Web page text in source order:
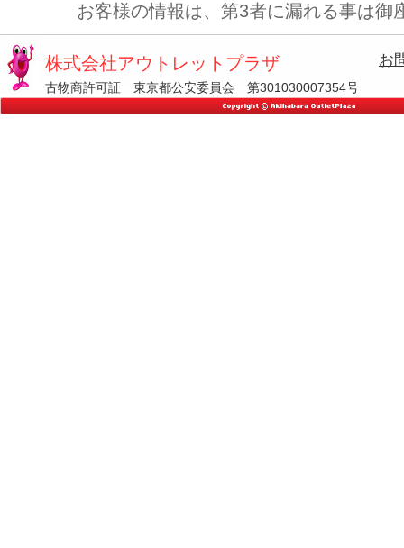
お客様の情報は、第3者に漏れる事は御
株式会社アウトレットプラザ
古物商許可証 東京都公安委員会 第301030007354号
お